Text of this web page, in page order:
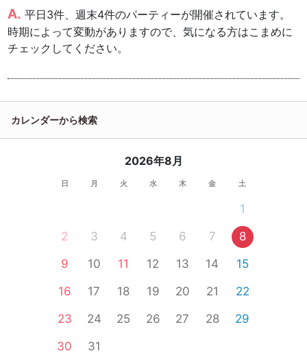
平日3件、週末4件のパーティーが開催されています。
時期によって変動がありますので、気になる方はこまめに
チェックしてください。
カレンダーから検索
2026年8月
日 月 火 水 木 金 土
1
2
3 4 5 6 7
8
9
10 11 12 13 14
15
16
17 18 19 20 21
22
23
24 25 26 27 28
29
30
31